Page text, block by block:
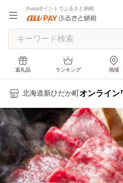
Pontaポイントでふるさと納税
返礼品 ランキング 地域
北海道新ひだか町 オンライン